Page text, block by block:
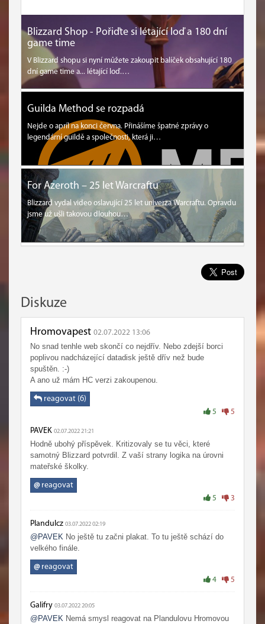
Blizzard Shop - Pořiďte si létající loď a 180 dní
game time
V Blizzard shopu si nyní můžete zakoupit balíček obsahující 180
dní game time a... létající loď.…
Guilda Method se rozpadá
Nejde o apríl na konci června. Přinášíme špatné zprávy o
legendární guildě a společnosti, která ji…
For Azeroth – 25 let Warcraftu
Blizzard vydal video oslavující 25 let univerza Warcraftu. Opravdu
jsme už ušli takovou dlouhou…
Diskuze
Hromovapest 02.07.2022 13:06
No snad tenhle web skončí co nejdřív. Nebo zdejší borci
poplivou nadcházející datadisk ještě dřív než bude
spuštěn. :-)
A ano už mám HC verzi zakoupenou.
reagovat (6)
5 5
PAVEK 02.07.2022 21:21
Hodně ubohý příspěvek. Kritizovaly se tu věci, které
samotný Blizzard potvrdil. Z vaší strany logika na úrovni
mateřské školky.
@reagovat
5 3
Plandulcz 03.07.2022 02:19
@PAVEK No ještě tu začni plakat. To tu ještě schází do
velkého finále.
@reagovat
4 5
Galifry 03.07.2022 20:05
@PAVEK Nemá smysl reagovat na Plandulovu Hromovou